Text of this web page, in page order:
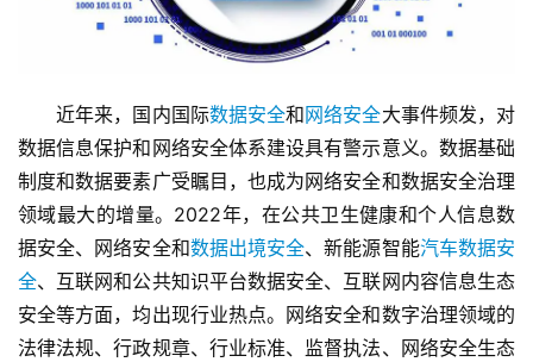
近年来，国内国际数据安全和网络安全大事件频发，对
数据信息保护和网络安全体系建设具有警示意义。数据基础
制度和数据要素广受瞩目，也成为网络安全和数据安全治理
领域最大的增量。2022年，在公共卫生健康和个人信息数
据安全、网络安全和数据出境安全、新能源智能汽车数据安
全、互联网和公共知识平台数据安全、互联网内容信息生态
安全等方面，均出现行业热点。网络安全和数字治理领域的
法律法规、行政规章、行业标准、监督执法、网络安全生态